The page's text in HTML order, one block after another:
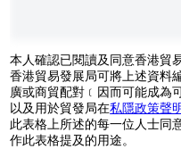
本人確認已閱讀及同意香港貿
香港貿易發展局可將上述資料
廣或商貿配對﹝因而可能成為
以及用於貿發局在私隱政策聲
此表格上所述的每一位人士同
作此表格提及的用途。